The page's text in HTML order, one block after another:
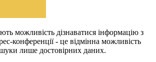
можливість дізнаватися інформацію з
конференції - це відмінна можливість
лише достовірних даних.